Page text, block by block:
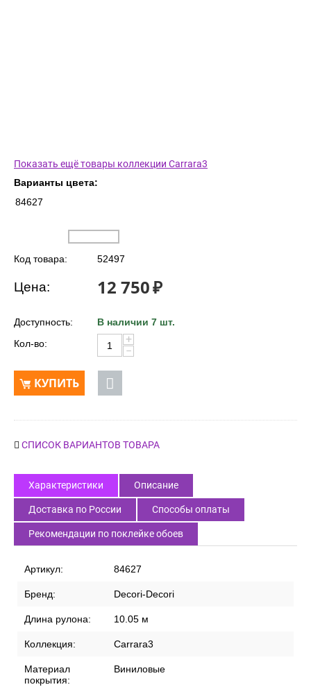
Показать ещё товары коллекции Carrara3
Варианты цвета:
84627
Код товара: 52497
Цена: 12 750₽
Доступность:
В наличии 7 шт.
Кол-во:
+
−
КУПИТЬ
СПИСОК ВАРИАНТОВ ТОВАРА
Характеристики Описание
Доставка по России Способы оплаты
Рекомендации по поклейке обоев
Артикул: 84627
Бренд: Decori-Decori
Длина рулона: 10.05 м
Коллекция: Carrara3
Материал
покрытия:
Виниловые